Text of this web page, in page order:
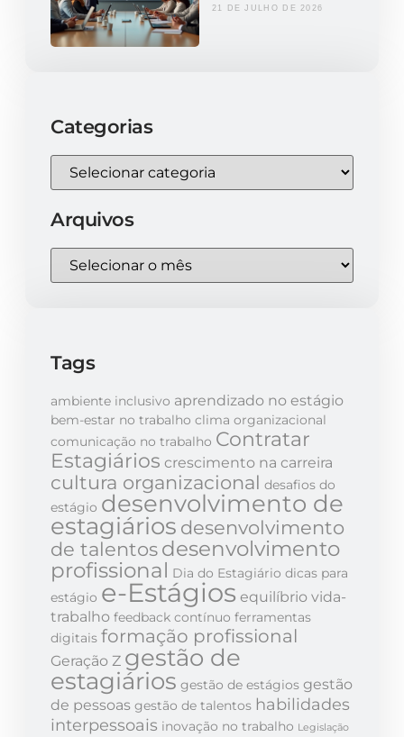
21 DE JULHO DE 2026
Categorias
Arquivos
Tags
ambiente inclusivo aprendizado no estágio
bem-estar no trabalho clima organizacional
comunicação no trabalho Contratar
Estagiários crescimento na carreira
cultura organizacional desafios do
estágio desenvolvimento de
estagiários desenvolvimento
de talentos desenvolvimento
profissional Dia do Estagiário dicas para
estágio e-Estágios equilíbrio vida-
trabalho feedback contínuo ferramentas
digitais formação profissional
Geração Z gestão de
estagiários gestão de estágios gestão
de pessoas gestão de talentos habilidades
interpessoais inovação no trabalho Legislação